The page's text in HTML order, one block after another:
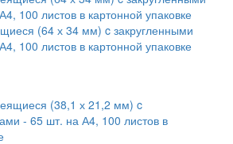
(64 х 34 мм) c закругленными
100 листов в картонной упаковке